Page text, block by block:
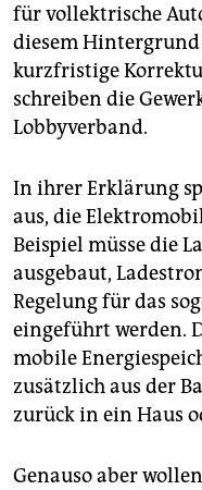
für vollektrische
diesem Hintergrund
kurzfristige
schreiben die
Lobbyverband.
In ihrer Erklärung
aus, die
Beispiel müsse die
ausgebaut,
Regelung für das
eingeführt werden.
mobile
zusätzlich aus der
zurück in ein Haus
Genauso aber